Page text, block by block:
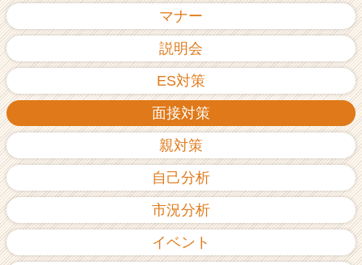
マナー
説明会
ES対策
面接対策
親対策
自己分析
市況分析
イベント